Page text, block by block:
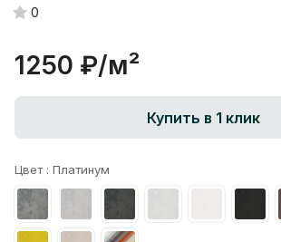
0
1250 ₽/м²
Купить в 1 клик
Цвет : Платинум